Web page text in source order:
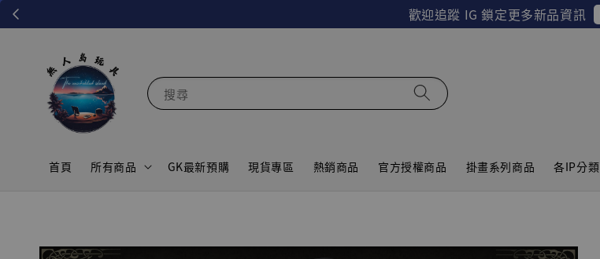
歡迎追蹤 IG 鎖定更多新品資訊
搜尋
首頁 所有商品 GK最新預購 現貨專區 熱銷商品 官方授權商品 掛畫系列商品 各IP分類